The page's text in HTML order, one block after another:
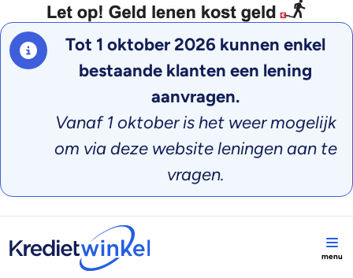
Tot 1 oktober 2026 kunnen enkel
bestaande klanten een lening
aanvragen.
Vanaf 1 oktober is het weer mogelijk
om via deze website leningen aan te
vragen.